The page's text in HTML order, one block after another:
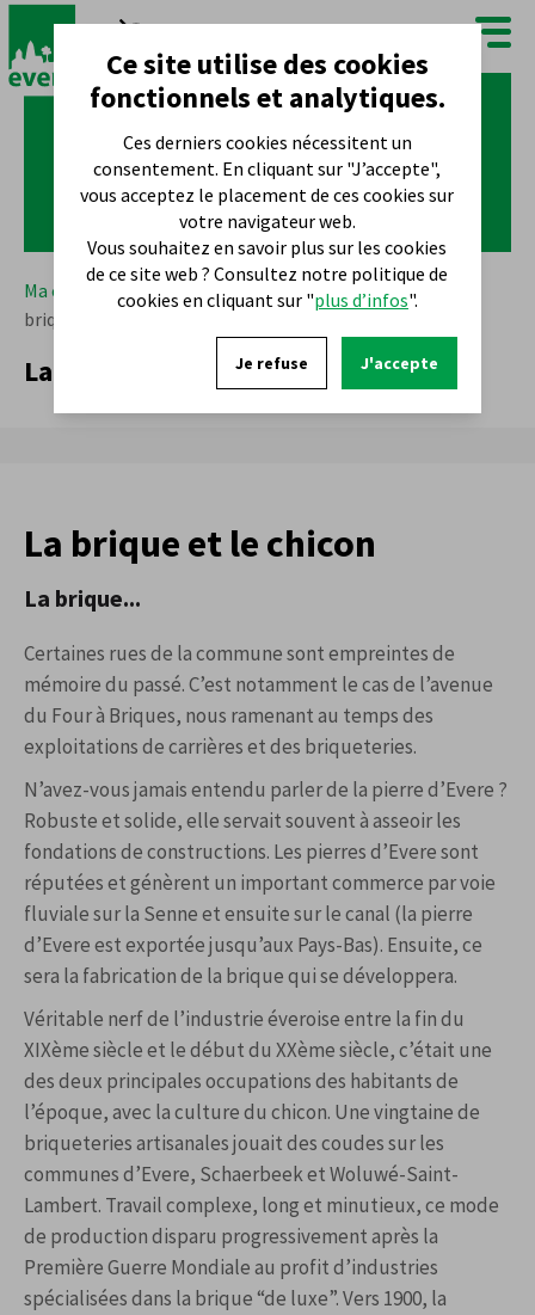
Ma commune Que faire ? 900 ans d'Evere
brique et le chicon
La brique et le chicon
La brique et le chicon
La brique...
Certaines rues de la commune sont empreintes de
mémoire du passé. C’est notamment le cas de l’avenue
du Four à Briques, nous ramenant au temps des
exploitations de carrières et des briqueteries.
N’avez-vous jamais entendu parler de la pierre d’Evere ?
Robuste et solide, elle servait souvent à asseoir les
fondations de constructions. Les pierres d’Evere sont
réputées et génèrent un important commerce par voie
fluviale sur la Senne et ensuite sur le canal (la pierre
d’Evere est exportée jusqu’aux Pays-Bas). Ensuite, ce
sera la fabrication de la brique qui se développera.
Véritable nerf de l’industrie éveroise entre la fin du
XIXème siècle et le début du XXème siècle, c’était une
des deux principales occupations des habitants de
l’époque, avec la culture du chicon. Une vingtaine de
briqueteries artisanales jouait des coudes sur les
communes d’Evere, Schaerbeek et Woluwé-Saint-
Lambert. Travail complexe, long et minutieux, ce mode
de production disparu progressivement après la
Première Guerre Mondiale au profit d’industries
spécialisées dans la brique “de luxe”. Vers 1900, la
Ce site utilise des cookies
fonctionnels et analytiques.
Ces derniers cookies nécessitent un
consentement. En cliquant sur "J’accepte",
vous acceptez le placement de ces cookies sur
votre navigateur web.
Vous souhaitez en savoir plus sur les cookies
de ce site web ? Consultez notre politique de
cookies en cliquant sur "plus d’infos".
Je refuse J'accepte